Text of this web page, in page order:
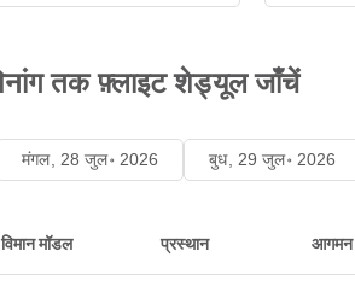
तक फ़्लाइट शेड्यूल जाँचें
मंगल, 28 जुल॰ 2026 बुध, 29 जुल॰ 2026
विमान मॉडल प्रस्थान आगमन